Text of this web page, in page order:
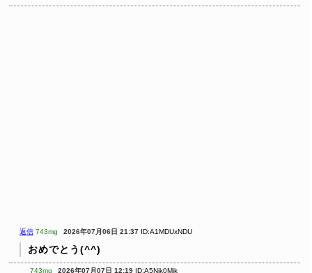
返信 743mg 2026年07月06日 21:37 ID:A1MDUxNDU
おめでとう(^^)
743mg 2026年07月07日 12:19 ID:A5Njk0Mjk